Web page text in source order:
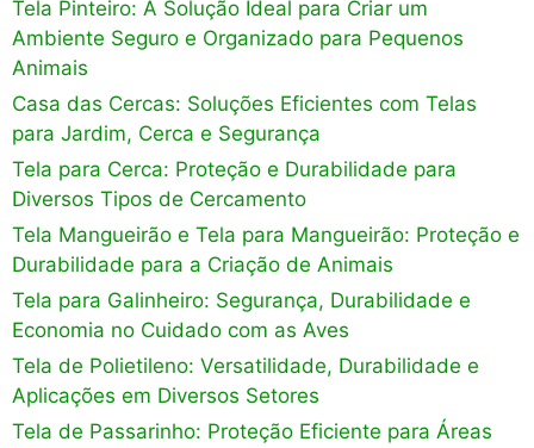
Tela Pinteiro: A Solução Ideal para Criar um
Ambiente Seguro e Organizado para Pequenos
Animais
Casa das Cercas: Soluções Eficientes com Telas
para Jardim, Cerca e Segurança
Tela para Cerca: Proteção e Durabilidade para
Diversos Tipos de Cercamento
Tela Mangueirão e Tela para Mangueirão: Proteção e
Durabilidade para a Criação de Animais
Tela para Galinheiro: Segurança, Durabilidade e
Economia no Cuidado com as Aves
Tela de Polietileno: Versatilidade, Durabilidade e
Aplicações em Diversos Setores
Tela de Passarinho: Proteção Eficiente para Áreas